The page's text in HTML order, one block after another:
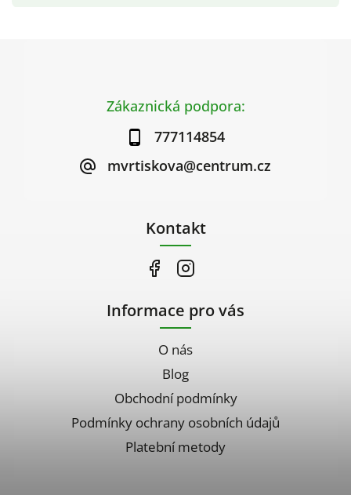
Zákaznická podpora:
777114854
mvrtiskova@centrum.cz
Kontakt
Informace pro vás
O nás
Blog
Obchodní podmínky
Podmínky ochrany osobních údajů
Platební metody